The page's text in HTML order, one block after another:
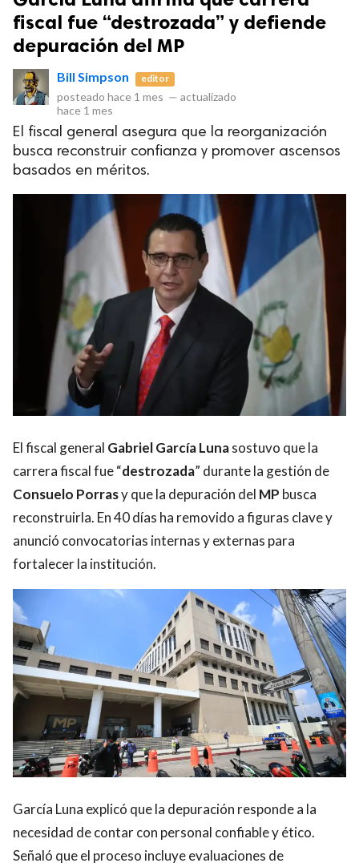
Bi
los derechos.
fiscal fue “destrozada” y defiende
depuración del MP
Bill Simpson editor
posteado hace 1 mes — actualizado
hace 1 mes
El fiscal general asegura que la reorganización
busca reconstruir confianza y promover ascensos
basados en méritos.
El fiscal general Gabriel García Lunasostuvo que la
carrera fiscal fue “destrozada” durante la gestión de
Consuelo Porrasy que la depuración del MP busca
reconstruirla. En 40 días ha removido a figuras clave y
anunció convocatorias internas y externas para
fortalecer la institución.
García Luna explicó que la depuración responde a la
necesidad de contar con personal confiable y ético.
Señaló que el proceso incluye evaluaciones de